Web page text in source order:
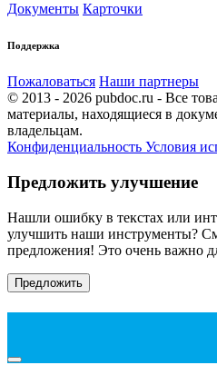
Документы Карточки
Поддержка
Пожаловаться Наши партнеры
© 2013 - 2026 pubdoc.ru - Все
материалы, находящиеся в
владельцам.
Конфиденциальность Условия
Предложить улучшение
Нашли ошибку в текстах или
улучшить наши инструменты?
предложения! Это очень важно
Предложить